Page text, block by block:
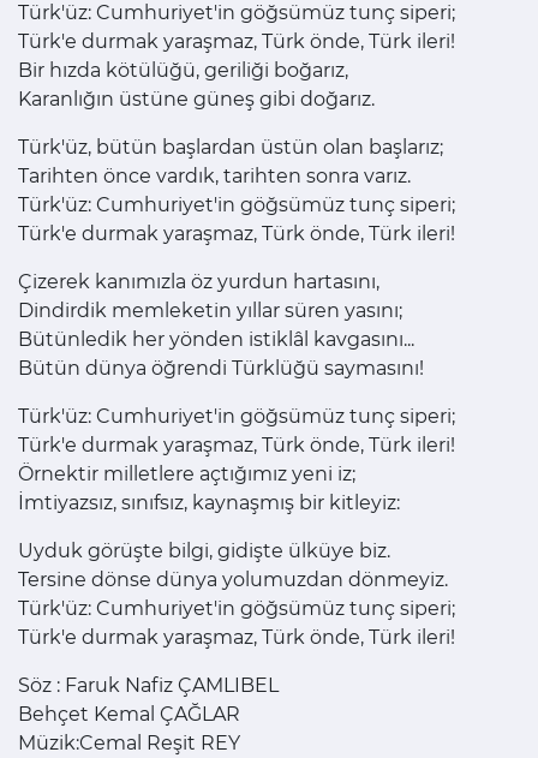
Türk'üz: Cumhuriyet'in göğsümüz tunç siperi;
Türk'e durmak yaraşmaz, Türk önde, Türk ileri!
Bir hızda kötülüğü, geriliği boğarız,
Karanlığın üstüne güneş gibi doğarız.
Türk'üz, bütün başlardan üstün olan başlarız;
Tarihten önce vardık, tarihten sonra varız.
Türk'üz: Cumhuriyet'in göğsümüz tunç siperi;
Türk'e durmak yaraşmaz, Türk önde, Türk ileri!
Çizerek kanımızla öz yurdun hartasını,
Dindirdik memleketin yıllar süren yasını;
Bütünledik her yönden istiklâl kavgasını...
Bütün dünya öğrendi Türklüğü saymasını!
Türk'üz: Cumhuriyet'in göğsümüz tunç siperi;
Türk'e durmak yaraşmaz, Türk önde, Türk ileri!
Örnektir milletlere açtığımız yeni iz;
İmtiyazsız, sınıfsız, kaynaşmış bir kitleyiz:
Uyduk görüşte bilgi, gidişte ülküye biz.
Tersine dönse dünya yolumuzdan dönmeyiz.
Türk'üz: Cumhuriyet'in göğsümüz tunç siperi;
Türk'e durmak yaraşmaz, Türk önde, Türk ileri!
Söz : Faruk Nafiz ÇAMLIBEL
Behçet Kemal ÇAĞLAR
Müzik:Cemal Reşit REY